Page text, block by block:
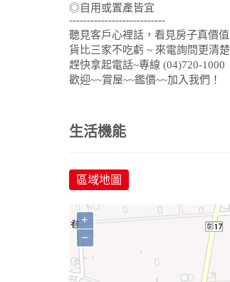
◎自用或置產皆宜
---------------------------
聽見客戶心裡話，看見房子真價值
貨比三家不吃虧 ~ 來電詢問更清楚
趕快拿起電話~專線 (04)720-1000
歡迎~~賞屋~~鑑價~~加入我們！
生活機能
區域地圖
+
−